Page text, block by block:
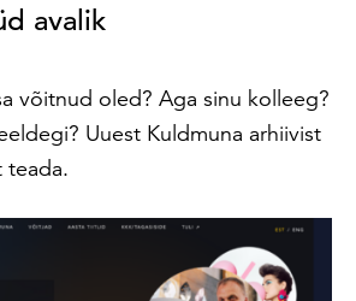
avalik
võitnud oled? Aga sinu kolleeg?
Uuest Kuldmuna arhiivist
teada.